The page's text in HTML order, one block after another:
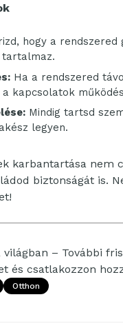
hogy a
Ha a rendszered
kapcsolatok
Mindig tartsd
legyen.
karbantartása nem
biztonságát is.
– További
és csatlakozzon
Otthon